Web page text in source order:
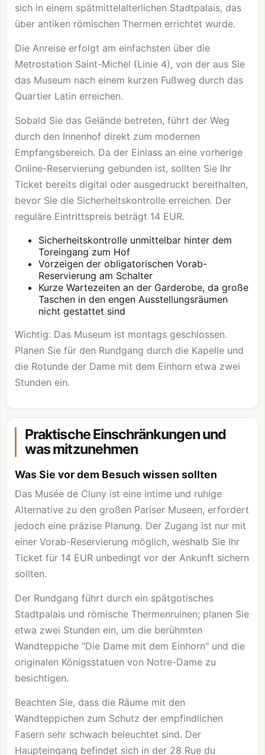
sich in einem spätmittelalterlichen Stadtpalais, das
über antiken römischen Thermen errichtet wurde.
Die Anreise erfolgt am einfachsten über die
Metrostation Saint-Michel (Linie 4), von der aus Sie
das Museum nach einem kurzen Fußweg durch das
Quartier Latin erreichen.
Sobald Sie das Gelände betreten, führt der Weg
durch den Innenhof direkt zum modernen
Empfangsbereich. Da der Einlass an eine vorherige
Online-Reservierung gebunden ist, sollten Sie Ihr
Ticket bereits digital oder ausgedruckt bereithalten,
bevor Sie die Sicherheitskontrolle erreichen. Der
reguläre Eintrittspreis beträgt 14 EUR.
Sicherheitskontrolle unmittelbar hinter dem
Toreingang zum Hof
Vorzeigen der obligatorischen Vorab-
Reservierung am Schalter
Kurze Wartezeiten an der Garderobe, da große
Taschen in den engen Ausstellungsräumen
nicht gestattet sind
Wichtig: Das Museum ist montags geschlossen.
Planen Sie für den Rundgang durch die Kapelle und
die Rotunde der Dame mit dem Einhorn etwa zwei
Stunden ein.
Praktische Einschränkungen und
was mitzunehmen
Was Sie vor dem Besuch wissen sollten
Das Musée de Cluny ist eine intime und ruhige
Alternative zu den großen Pariser Museen, erfordert
jedoch eine präzise Planung. Der Zugang ist nur mit
einer Vorab-Reservierung möglich, weshalb Sie Ihr
Ticket für 14 EUR unbedingt vor der Ankunft sichern
sollten.
Der Rundgang führt durch ein spätgotisches
Stadtpalais und römische Thermenruinen; planen Sie
etwa zwei Stunden ein, um die berühmten
Wandteppiche "Die Dame mit dem Einhorn" und die
originalen Königsstatuen von Notre-Dame zu
besichtigen.
Beachten Sie, dass die Räume mit den
Wandteppichen zum Schutz der empfindlichen
Fasern sehr schwach beleuchtet sind. Der
Haupteingang befindet sich in der 28 Rue du